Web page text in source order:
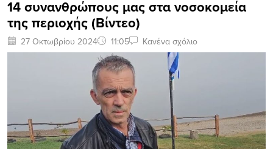
14 συνανθρώπους μας στα νοσοκομεία
της περιοχής (Βίντεο)
27 Οκτωβρίου 2024 11:05 Κανένα σχόλιο